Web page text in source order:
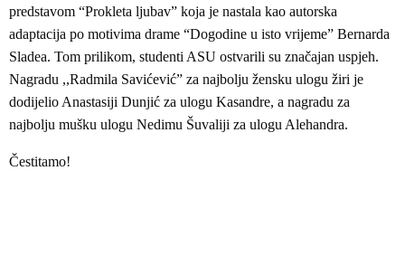
predstavom “Prokleta ljubav” koja je nastala kao autorska
adaptacija po motivima drame “Dogodine u isto vrijeme” Bernarda
Sladea. Tom prilikom, studenti ASU ostvarili su značajan uspjeh.
Nagradu ,,Radmila Savićević” za najbolju žensku ulogu žiri je
dodijelio Anastasiji Dunjić za ulogu Kasandre, a nagradu za
najbolju mušku ulogu Nedimu Šuvaliji za ulogu Alehandra.
Čestitamo!